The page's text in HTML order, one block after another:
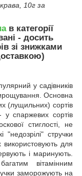
10г за
в категорії
- досить
зі знижками
у садівників
Основна
(лущильних) сортів
спаржевих сортів
стиглості, не
стручки
для
і маринують.
вітамінним
заморожують на